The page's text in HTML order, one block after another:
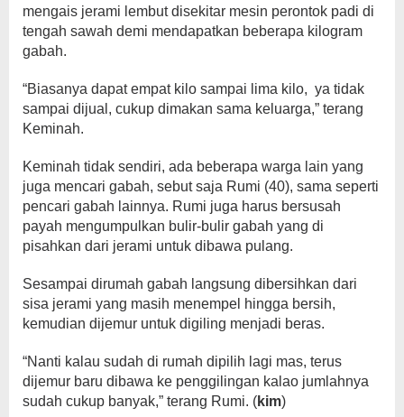
mengais jerami lembut disekitar mesin perontok padi di
tengah sawah demi mendapatkan beberapa kilogram
gabah.
“Biasanya dapat empat kilo sampai lima kilo, ya tidak
sampai dijual, cukup dimakan sama keluarga,” terang
Keminah.
Keminah tidak sendiri, ada beberapa warga lain yang
juga mencari gabah, sebut saja Rumi (40), sama seperti
pencari gabah lainnya. Rumi juga harus bersusah
payah mengumpulkan bulir-bulir gabah yang di
pisahkan dari jerami untuk dibawa pulang.
Sesampai dirumah gabah langsung dibersihkan dari
sisa jerami yang masih menempel hingga bersih,
kemudian dijemur untuk digiling menjadi beras.
“Nanti kalau sudah di rumah dipilih lagi mas, terus
dijemur baru dibawa ke penggilingan kalao jumlahnya
sudah cukup banyak,” terang Rumi. (kim)